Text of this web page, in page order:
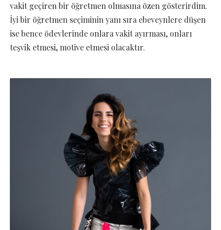
vakit geçiren bir öğretmen olmasına özen gösterirdim.
İyi bir öğretmen seçiminin yanı sıra ebeveynlere düşen
ise bence ödevlerinde onlara vakit ayırması, onları
teşvik etmesi, motive etmesi olacaktır.